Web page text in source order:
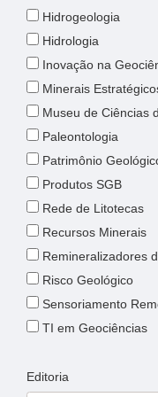
Hidrogeologia
Hidrologia
Inovação na
Minerais
Museu de Ciências
Paleontologia
Patrimônio
Produtos SGB
Rede de Litotecas
Recursos Minerais
Remineralizadores
Risco Geológico
Sensoriamento
TI em Geociências
Editoria